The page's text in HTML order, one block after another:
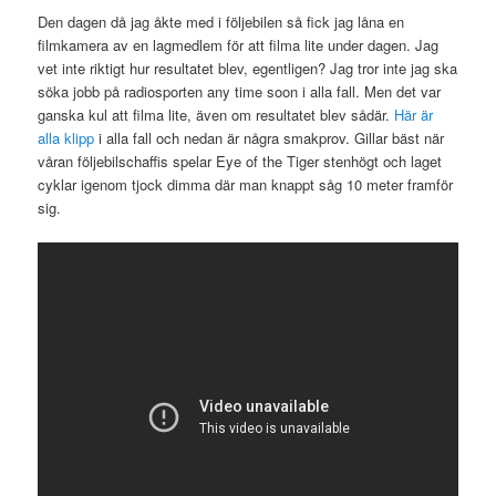
Den dagen då jag åkte med i följebilen så fick jag låna en
filmkamera av en lagmedlem för att filma lite under dagen. Jag
vet inte riktigt hur resultatet blev, egentligen? Jag tror inte jag ska
söka jobb på radiosporten any time soon i alla fall. Men det var
ganska kul att filma lite, även om resultatet blev sådär. Här är
alla klipp i alla fall och nedan är några smakprov. Gillar bäst när
våran följebilschaffis spelar Eye of the Tiger stenhögt och laget
cyklar igenom tjock dimma där man knappt såg 10 meter framför
sig.